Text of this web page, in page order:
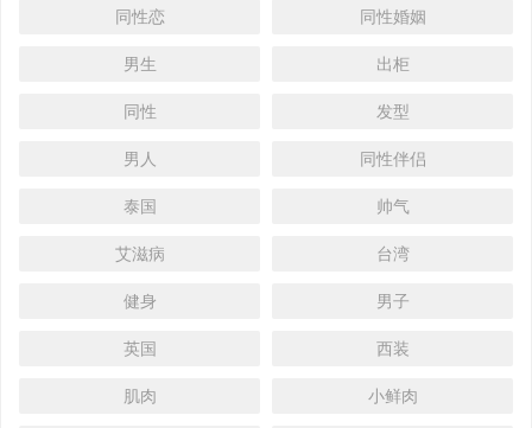
同性恋 同性婚姻
男生 出柜
同性 发型
男人 同性伴侣
泰国 帅气
艾滋病 台湾
健身 男子
英国 西装
肌肉 小鲜肉